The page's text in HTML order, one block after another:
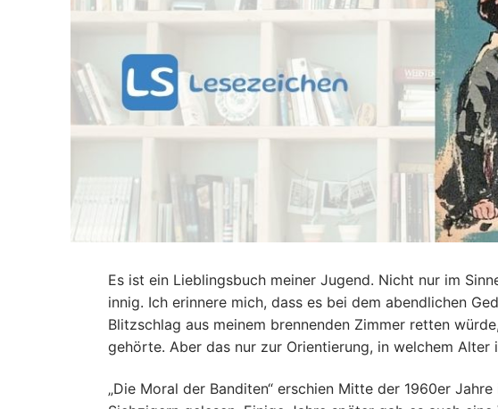
Es ist ein Lieblingsbuch meiner Jugend. Nicht nur im
innig. Ich erinnere mich, dass es bei dem abendlichen
Blitzschlag aus meinem brennenden Zimmer retten
gehörte. Aber das nur zur Orientierung, in welchem Alter
„Die Moral der Banditen“ erschien Mitte der 1960er